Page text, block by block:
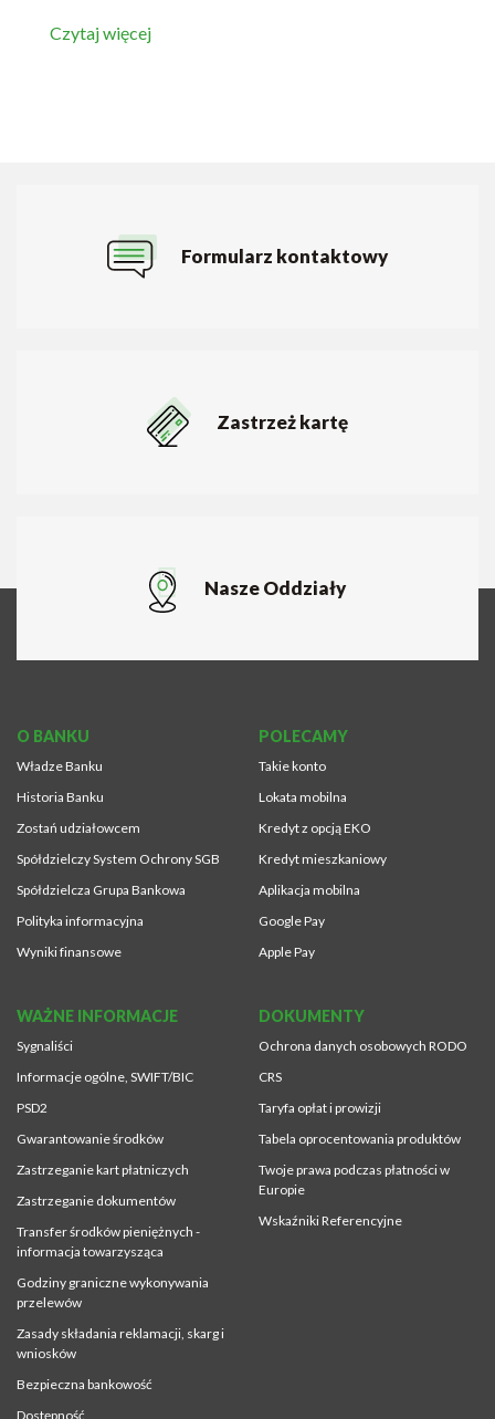
Czytaj więcej
Formularz kontaktowy
Zastrzeż kartę
Nasze Oddziały
O BANKU
Władze Banku
Historia Banku
Zostań udziałowcem
Spółdzielczy System Ochrony SGB
Spółdzielcza Grupa Bankowa
Polityka informacyjna
Wyniki finansowe
POLECAMY
Takie konto
Lokata mobilna
Kredyt z opcją EKO
Kredyt mieszkaniowy
Aplikacja mobilna
Google Pay
Apple Pay
WAŻNE INFORMACJE
Sygnaliści
Informacje ogólne, SWIFT/BIC
PSD2
Gwarantowanie środków
Zastrzeganie kart płatniczych
Zastrzeganie dokumentów
Transfer środków pieniężnych -
informacja towarzysząca
Godziny graniczne wykonywania
przelewów
Zasady składania reklamacji, skarg i
wniosków
Bezpieczna bankowość
Dostępność
DOKUMENTY
Ochrona danych osobowych RODO
CRS
Taryfa opłat i prowizji
Tabela oprocentowania produktów
Twoje prawa podczas płatności w
Europie
Wskaźniki Referencyjne